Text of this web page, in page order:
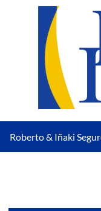
Roberto & Iñaki